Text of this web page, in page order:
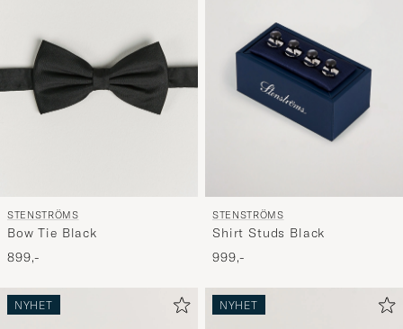
STENSTRÖMS
Bow Tie Black
899,-
STENSTRÖMS
Shirt Studs Black
999,-
NYHET NYHET